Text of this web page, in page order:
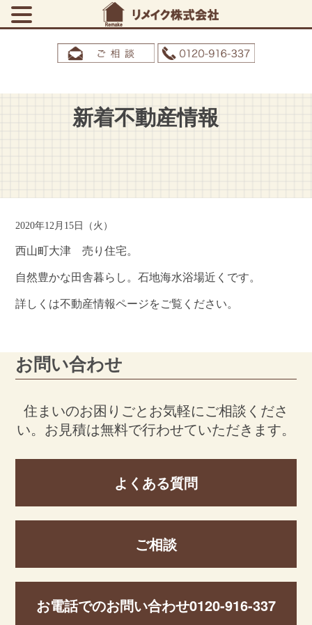
新着不動産情報
2020年12月15日（火）
西山町大津 売り住宅。
自然豊かな田舎暮らし。石地海水浴場近くです。
詳しくは不動産情報ページをご覧ください。
お問い合わせ
住まいのお困りごとお気軽にご相談くださ
い。 お見積は無料で行わせていただきます。
よくある質問
ご相談
お電話でのお問い合わせ0120-916-337